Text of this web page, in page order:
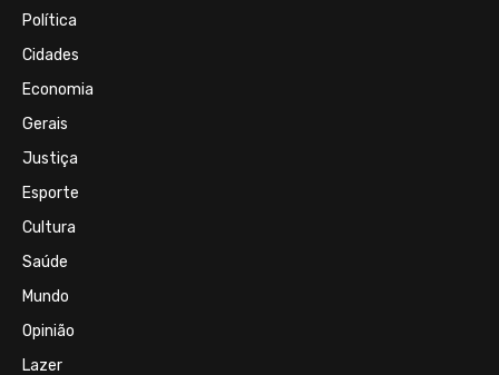
Política
Cidades
Economia
Gerais
Justiça
Esporte
Cultura
Saúde
Mundo
Opinião
Lazer